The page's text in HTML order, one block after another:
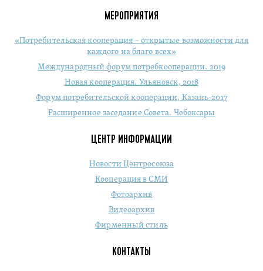
МЕРОПРИЯТИЯ
«Потребительская кооперация – открытые возможности для
каждого на благо всех»
Международный форум потребкооперации. 2019
Новая кооперация. Ульяновск, 2018
Форум потребительской кооперации, Казань-2017
Расширенное заседание Совета. Чебоксары
ЦЕНТР ИНФОРМАЦИИ
Новости Центросоюза
Кооперация в СМИ
Фотоархив
Видеоархив
Фирменный стиль
КОНТАКТЫ